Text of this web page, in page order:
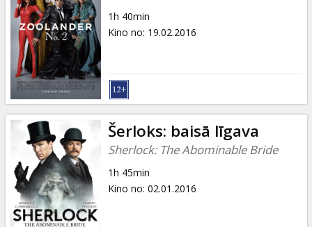
1h 40min
Kino no: 19.02.2016
Šerloks: baisā līgava
Sherlock: The Abominable Bride
1h 45min
Kino no: 02.01.2016